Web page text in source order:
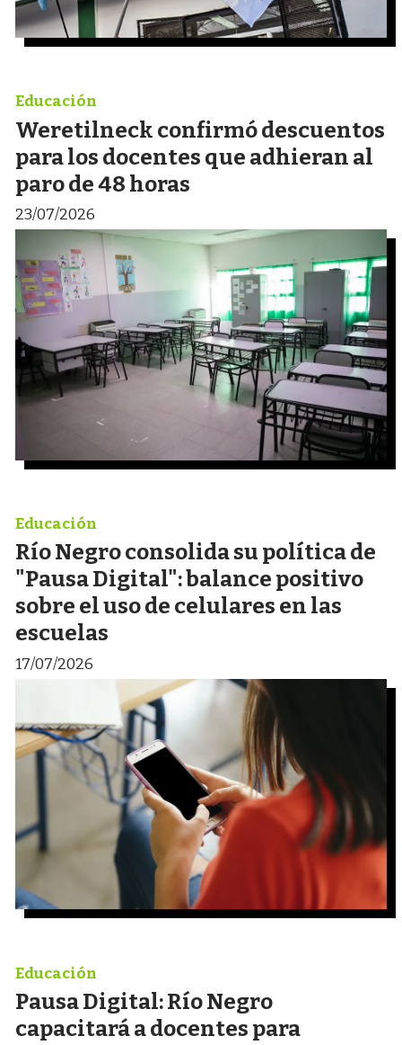
Weretilneck confirmó descuentos
para los docentes que adhieran al
paro de 48 horas
Educación
23/07/2026
Río Negro consolida su política de
"Pausa Digital": balance positivo
sobre el uso de celulares en las
escuelas
Educación
17/07/2026
Pausa Digital: Río Negro
capacitará a docentes para
Educación